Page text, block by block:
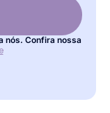
nós. Confira nossa